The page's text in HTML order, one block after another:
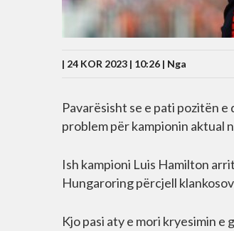
| 24 KOR 2023 | 10:26 | Nga
Pavarësisht se e pati pozitën
problem për kampionin aktual
Ish kampioni Luis Hamilton
Hungaroring përcjell
Kjo pasi aty e mori kryesimin e